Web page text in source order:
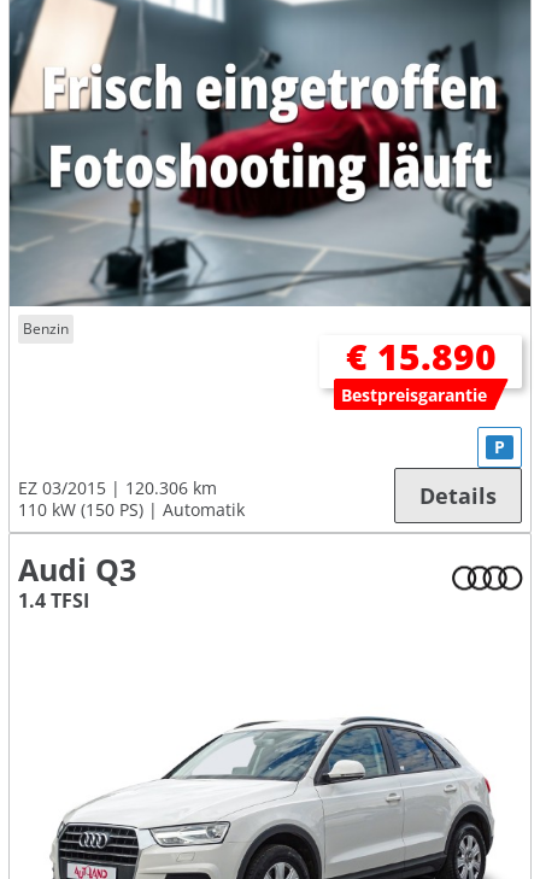
Benzin
€ 15.890
Bestpreisgarantie
EZ 03/2015
120.306 km
110 kW (150 PS)
Automatik
P
Details
Audi Q3
1.4 TFSI